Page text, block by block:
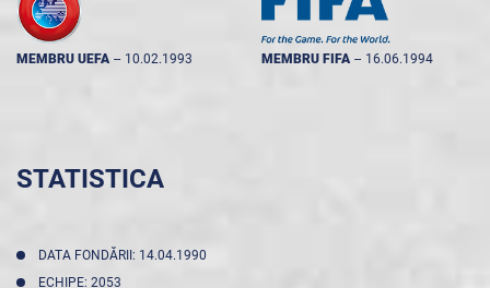
MEMBRU UEFA -- 10.02.1993 MEMBRU FIFA -- 16.06.1994
STATISTICA
DATA FONDĂRII: 14.04.1990
ECHIPE: 2053